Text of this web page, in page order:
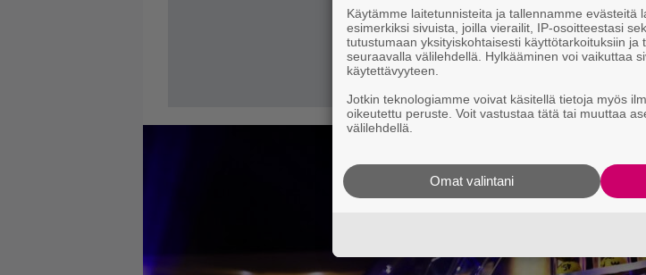
Käytämme laitetunnisteita ja tallennamme evästeitä
esimerkiksi sivuista, joilla vierailit, IP-osoitteestasi
tutustumaan yksityiskohtaisesti käyttötarkoituksiin ja
seuraavalla välilehdellä. Hylkääminen voi vaikuttaa
käytettävyyteen.
Jotkin teknologiamme voivat käsitellä tietoja myös
oikeutettu peruste. Voit vastustaa tätä tai muuttaa
välilehdellä.
Omat valintani